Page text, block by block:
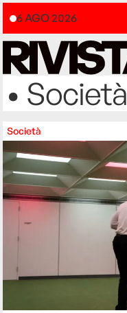
6 AGO 2026
• Società
Società